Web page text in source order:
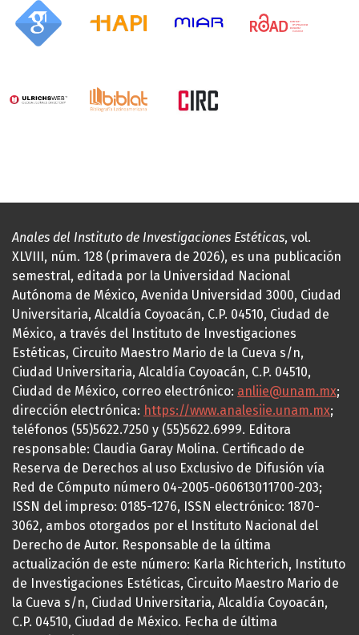
Anales del Instituto de Investigaciones Estéticas, vol.
XLVIII, núm. 128 (primavera de 2026), es una publicación
semestral, editada por la Universidad Nacional
Autónoma de México, Avenida Universidad 3000, Ciudad
Universitaria, Alcaldía Coyoacán, C.P. 04510, Ciudad de
México, a través del Instituto de Investigaciones
Estéticas, Circuito Maestro Mario de la Cueva s/n,
Ciudad Universitaria, Alcaldía Coyoacán, C.P. 04510,
Ciudad de México, correo electrónico: anliie@unam.mx;
dirección electrónica: https://www.analesiie.unam.mx;
teléfonos (55)5622.7250 y (55)5622.6999. Editora
responsable: Claudia Garay Molina. Certificado de
Reserva de Derechos al uso Exclusivo de Difusión vía
Red de Cómputo número 04-2005-060613011700-203;
ISSN del impreso: 0185-1276, ISSN electrónico: 1870-
3062, ambos otorgados por el Instituto Nacional del
Derecho de Autor. Responsable de la última
actualización de este número: Karla Richterich, Instituto
de Investigaciones Estéticas, Circuito Maestro Mario de
la Cueva s/n, Ciudad Universitaria, Alcaldía Coyoacán,
C.P. 04510, Ciudad de México. Fecha de última